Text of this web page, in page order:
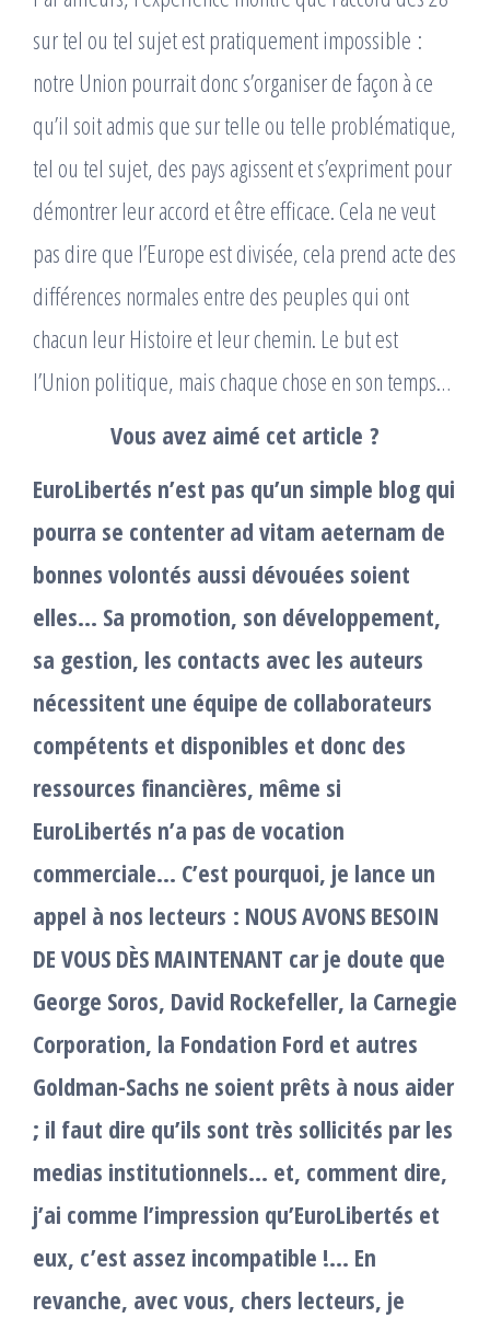
sur tel ou tel sujet est pratiquement impossible :
notre Union pourrait donc s’organiser de façon à ce
qu’il soit admis que sur telle ou telle problématique,
tel ou tel sujet, des pays agissent et s’expriment pour
démontrer leur accord et être efficace. Cela ne veut
pas dire que l’Europe est divisée, cela prend acte des
différences normales entre des peuples qui ont
chacun leur Histoire et leur chemin. Le but est
l’Union politique, mais chaque chose en son temps…
Vous avez aimé cet article ?
EuroLibertés n’est pas qu’un simple blog qui
pourra se contenter ad vitam aeternam de
bonnes volontés aussi dévouées soient
elles… Sa promotion, son développement,
sa gestion, les contacts avec les auteurs
nécessitent une équipe de collaborateurs
compétents et disponibles et donc des
ressources financières, même si
EuroLibertés n’a pas de vocation
commerciale… C’est pourquoi, je lance un
appel à nos lecteurs : NOUS AVONS BESOIN
DE VOUS DÈS MAINTENANT car je doute que
George Soros, David Rockefeller, la Carnegie
Corporation, la Fondation Ford et autres
Goldman-Sachs ne soient prêts à nous aider
; il faut dire qu’ils sont très sollicités par les
medias institutionnels… et, comment dire,
j’ai comme l’impression qu’EuroLibertés et
eux, c’est assez incompatible !… En
revanche, avec vous, chers lecteurs, je